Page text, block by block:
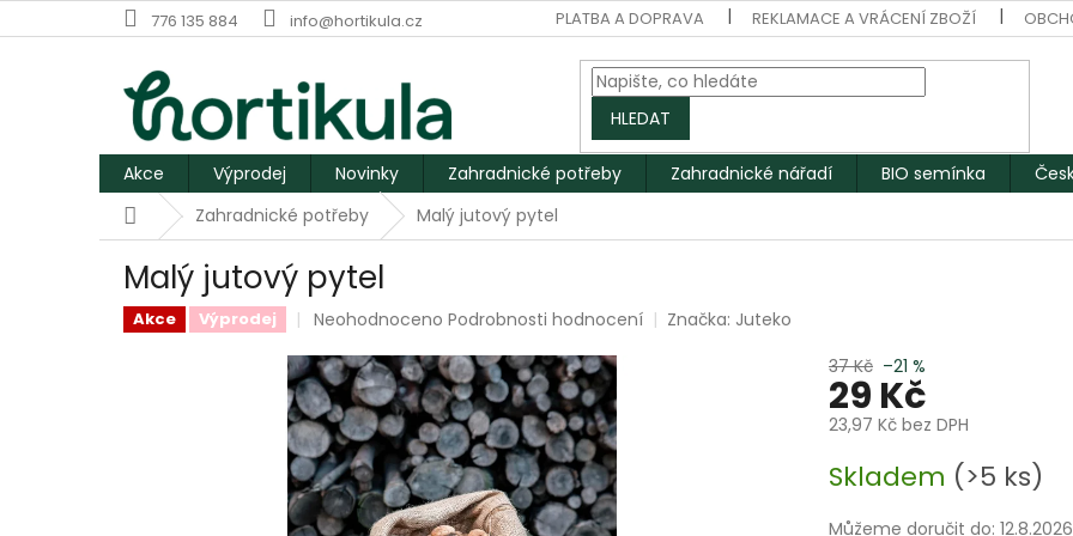
na
776 135 884 info@hortikula.cz PLATBA A DOPRAVA REKLAMACE A VRÁCENÍ ZBOŽÍ
HLEDAT
Akce Výprodej Novinky Zahradnické potřeby Zahradnické nářadí BIO semínka
DomůZahradnické potřeby Malý jutový pytel
Malý jutový pytel
Akce Výprodej
Průměrné
produktu
je
0,0
z
5
hvězdiček.
Neohodnoceno Podrobnosti hodnocení Značka: Juteko
37 Kč –21 %
29 Kč
23,97 Kč bez DPH
cena:
Skladem (>5 ks)
Můžeme doručit do: 12.8.2026